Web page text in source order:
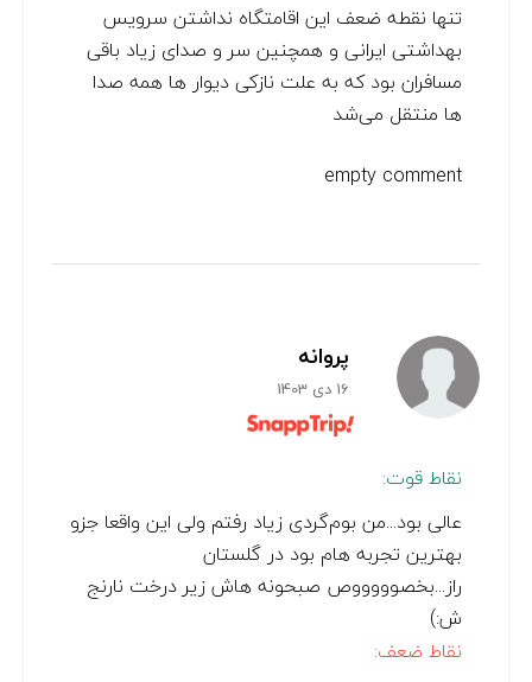
تنها نقطه ضعف‌ این اقامتگاه نداشتن سرویس
بهداشتی ایرانی و همچنین سر و صدای زیاد باقی
مسافران بود که به علت نازکی دیوار ها همه صدا
ها منتقل می‌شد
empty comment
پروانه
16 دی 1403
نقاط قوت:
عالی بود...من بوم‌گردی زیاد رفتم ولی این واقعا جزو
بهترین تجربه هام بود در گلستان
راز...بخصوووووص صبحونه هاش زیر درخت نارنج
ش:)
نقاط ضعف: